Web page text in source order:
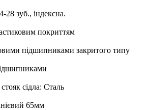
28 зуб., індексна.
покриттям
підшипниками закритого типу
сідла: Сталь
65мм